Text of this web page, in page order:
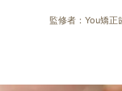
監修者：You矯正